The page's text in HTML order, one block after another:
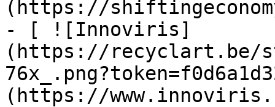
(https://
- [ ![Innoviris]
(https://recyclart.be/
(https://